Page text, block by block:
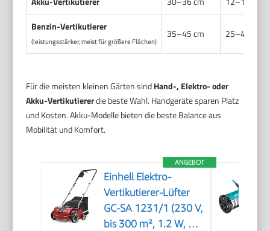
Benzin-Vertikutierer
(leistungsstärker, meist für größere Flächen)
35–45 cm 25–40 kg
Für die meisten kleinen Gärten sindHand-, Elektro- oder
Akku-Vertikutiererdie beste Wahl. Handgeräte sparen Platz
und Kosten. Akku-Modelle bieten die beste Balance aus
Mobilität und Komfort.
ANGEBOT
Einhell Elektro-
Vertikutierer-Lüfter
GC-SA 1231/1 (230 V,
bis 300 m², 1.2 W, 28l